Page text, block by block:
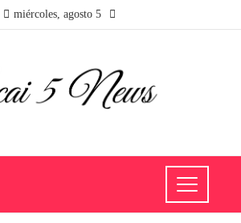
miércoles, agosto 5